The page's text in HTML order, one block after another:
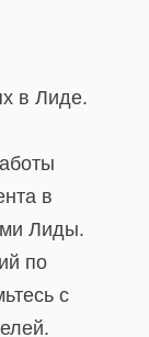
в Лиде.
в
Лиды.
по
с